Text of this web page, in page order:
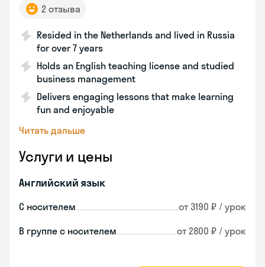
2 отзыва
Resided in the Netherlands and lived in Russia
for over 7 years
Holds an English teaching license and studied
business management
Delivers engaging lessons that make learning
fun and enjoyable
Читать дальше
Услуги и цены
Английский язык
С носителем от 3190 ₽ / урок
В группе с носителем от 2800 ₽ / урок